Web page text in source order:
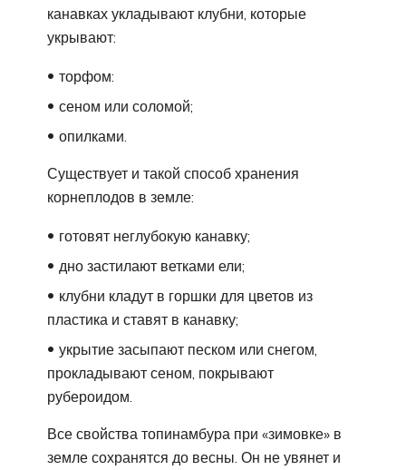
канавках укладывают клубни, которые
укрывают:
торфом:
сеном или соломой;
опилками.
Существует и такой способ хранения
корнеплодов в земле:
готовят неглубокую канавку;
дно застилают ветками ели;
клубни кладут в горшки для цветов из
пластика и ставят в канавку;
укрытие засыпают песком или снегом,
прокладывают сеном, покрывают
рубероидом.
Все свойства топинамбура при «зимовке» в
земле сохранятся до весны. Он не увянет и